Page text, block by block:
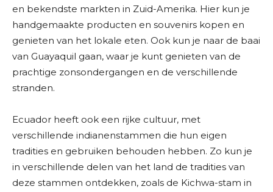
en bekendste markten in Zuid-Amerika. Hier kun je
handgemaakte producten en souvenirs kopen en
genieten van het lokale eten. Ook kun je naar de baai
van Guayaquil gaan, waar je kunt genieten van de
prachtige zonsondergangen en de verschillende
stranden.
Ecuador heeft ook een rijke cultuur, met
verschillende indianenstammen die hun eigen
tradities en gebruiken behouden hebben. Zo kun je
in verschillende delen van het land de tradities van
deze stammen ontdekken, zoals de Kichwa-stam in